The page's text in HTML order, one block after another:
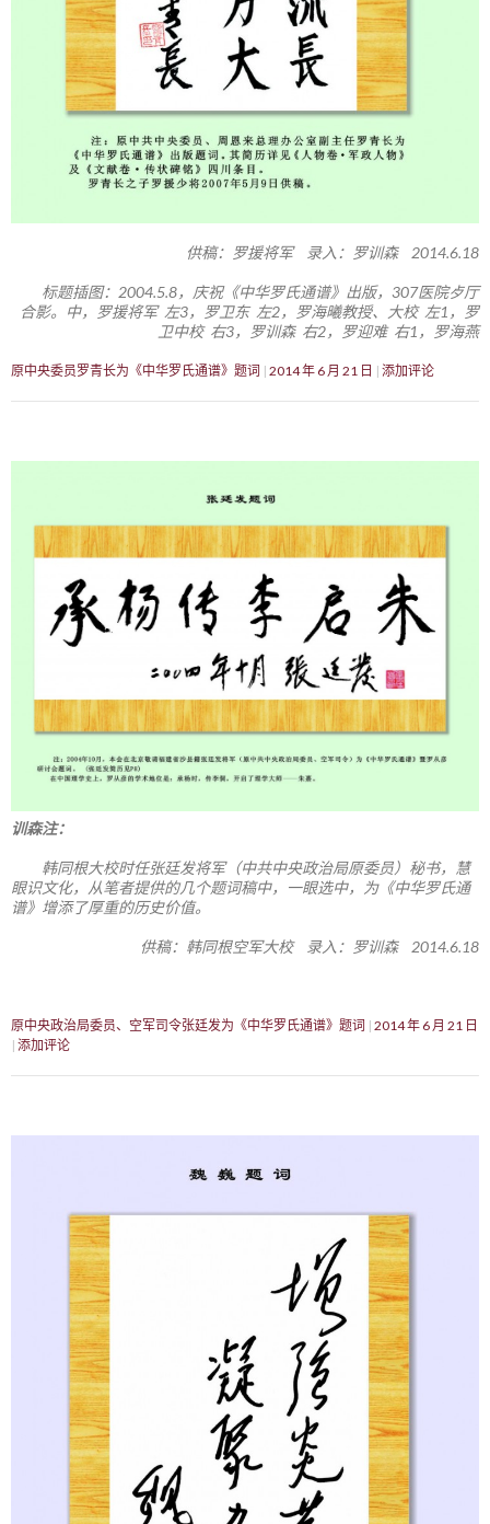
供稿：罗援将军 录入：罗训森 2014.6.18
标题插图：2004.5.8，庆祝《中华罗氏通谱》出版，307医院歺厅
合影。中，罗援将军 左3，罗卫东 左2，罗海曦教授、大校 左1，罗
卫中校 右3，罗训森 右2，罗迎难 右1，罗海燕
原中央委员罗青长为《中华罗氏通谱》题词 2014 年 6 月 21 日 添加评论
训森注：
韩同根大校时任张廷发将军（中共中央政治局原委员）秘书，慧
眼识文化，从笔者提供的几个题词稿中，一眼选中，为《中华罗氏通
谱》增添了厚重的历史价值。
供稿：韩同根空军大校 录入：罗训森 2014.6.18
原中央政治局委员、空军司令张廷发为《中华罗氏通谱》题词 2014 年 6 月 21 日
添加评论